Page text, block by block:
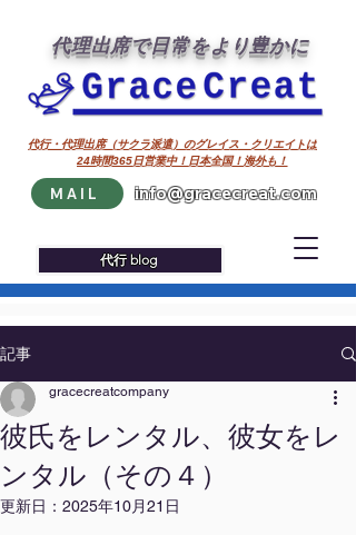
代理出席で日常をより豊かに
代行 blog
24時間365日営業中！日本全国！海外も！
代行・代理出席（サクラ派遣）のグレイス・クリエイトは
MAIL info@gracecreat.com
記事
彼氏をレンタル、彼女をレ
ンタル（その４）
gracecreatcompany
更新日： 2025年10月21日